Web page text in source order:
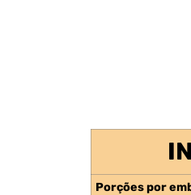
Porções por